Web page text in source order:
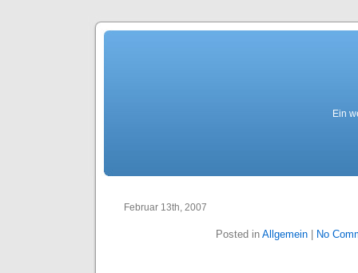
Ein
Februar 13th, 2007
Posted in Allgemein No